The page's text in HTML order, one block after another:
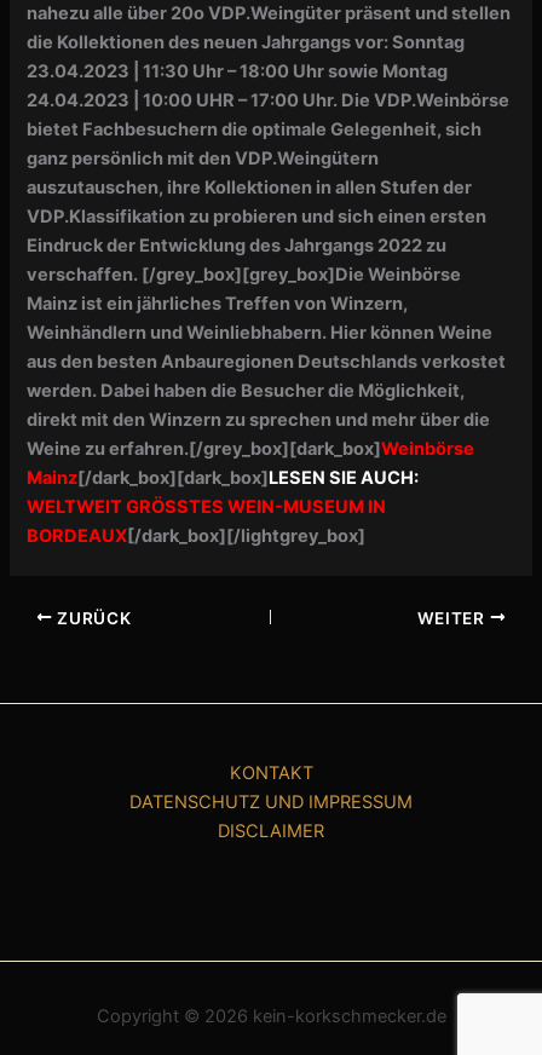
nahezu alle über 20o VDP.Weingüter präsent und stellen
die Kollektionen des neuen Jahrgangs vor:Sonntag
23.04.2023 | 11:30 Uhr – 18:00 Uhr sowie Montag
24.04.2023 | 10:00 UHR – 17:00 Uhr. Die VDP.Weinbörse
bietet Fachbesuchern die optimale Gelegenheit, sich
ganz persönlich mit den VDP.Weingütern
auszutauschen, ihre Kollektionen in allen Stufen der
VDP.Klassifikation zu probieren und sich einen ersten
Eindruck der Entwicklung des Jahrgangs 2022 zu
verschaffen. [/grey_box][grey_box]Die Weinbörse
Mainz ist ein jährliches Treffen von Winzern,
Weinhändlern und Weinliebhabern. Hier können Weine
aus den besten Anbauregionen Deutschlands verkostet
werden. Dabei haben die Besucher die Möglichkeit,
direkt mit den Winzern zu sprechen und mehr über die
Weine zu erfahren.[/grey_box][dark_box]Weinbörse
Mainz[/dark_box][dark_box]LESEN SIE AUCH:
WELTWEIT GRÖSSTES WEIN-MUSEUM IN
BORDEAUX[/dark_box][/lightgrey_box]
ZURÜCK WEITER
KONTAKT
DATENSCHUTZ UND IMPRESSUM
DISCLAIMER
Copyright © 2026 kein-korkschmecker.de